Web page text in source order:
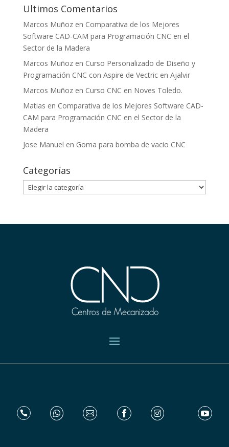
Ultimos Comentarios
Marcos Muñozen Comparativa de los Mejores
Software CAD-CAM para Programación CNC en el
Sector de la Madera
Marcos Muñozen Curso Personalizado de Diseño y
Programación CNC con Aspire de Vectric en Ajalvir
Marcos Muñozen Curso CNC en Noves Toledo.
Matias en Comparativa de los Mejores Software CAD-
CAM para Programación CNC en el Sector de la
Madera
Jose Manuel en Goma para bomba de vacio CNC
Categorías
Categorías
     